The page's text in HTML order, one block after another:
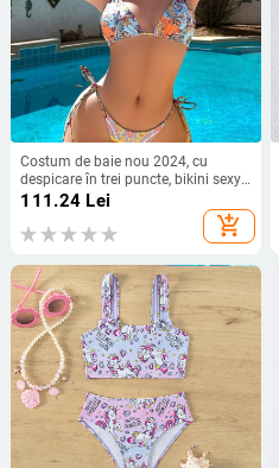
Costum de baie nou 2024, cu
despicare în trei puncte, bikini sexy
cu imprimeu, costum de baie
transfrontalier AliExpress, fără
spate, european și american
111.24 Lei
add_shopping_cart